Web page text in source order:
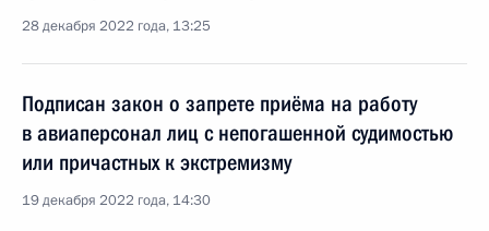
28 декабря 2022 года, 13:25
Подписан закон о запрете приёма на работу
в авиаперсонал лиц с непогашенной судимостью
или причастных к экстремизму
19 декабря 2022 года, 14:30